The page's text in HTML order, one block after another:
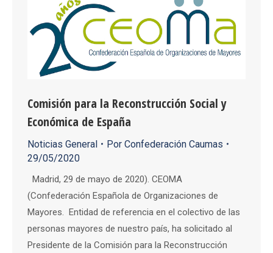
Comisión para la Reconstrucción Social y
Económica de España
Noticias General Por Confederación Caumas
29/05/2020
Madrid, 29 de mayo de 2020). CEOMA
(Confederación Española de Organizaciones de
Mayores. Entidad de referencia en el colectivo de las
personas mayores de nuestro país, ha solicitado al
Presidente de la Comisión para la Reconstrucción